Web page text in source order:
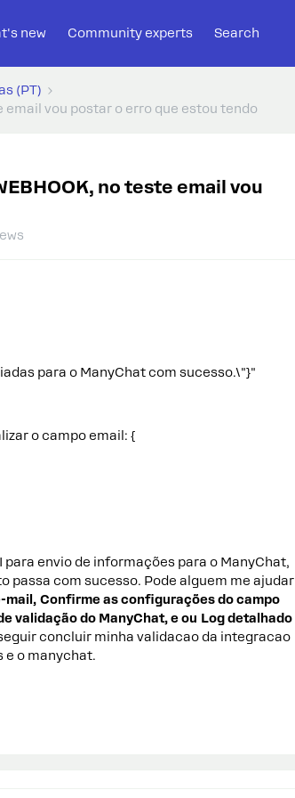
new Community experts Search
(PT)
email vou postar o erro que estou tendo
no teste email vou
para o ManyChat com sucesso.\"}"
o campo email: {
envio de informações para o ManyChat,
passa com sucesso. Pode alguem me ajudar
mail, Confirme as configurações do campo
validação do ManyChat, e ou Log detalhado
concluir minha validacao da integracao
e o manychat.